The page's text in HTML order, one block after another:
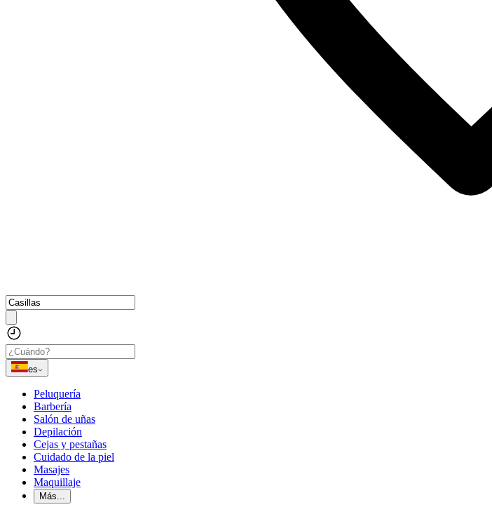
es
Peluquería
Barbería
Salón de uñas
Depilación
Cejas y pestañas
Cuidado de la piel
Masajes
Maquillaje
Más...